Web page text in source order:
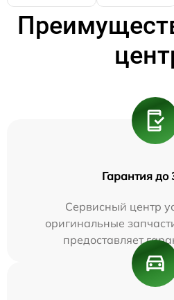
Гарантия до
Сервисный центр
оригинальные
предоставляет